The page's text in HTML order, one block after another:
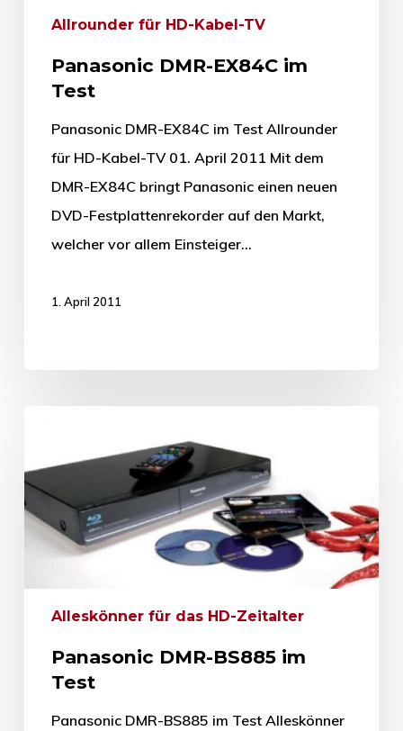
Allrounder für HD-Kabel-TV
Panasonic DMR-EX84C im
Test
Panasonic DMR-EX84C im Test Allrounder
für HD-Kabel-TV 01. April 2011 Mit dem
DMR-EX84C bringt Panasonic einen neuen
DVD-Festplattenrekorder auf den Markt,
welcher vor allem Einsteiger…
1. April 2011
Alleskönner für das HD-Zeitalter
Panasonic DMR-BS885 im
Test
Panasonic DMR-BS885 im Test Alleskönner